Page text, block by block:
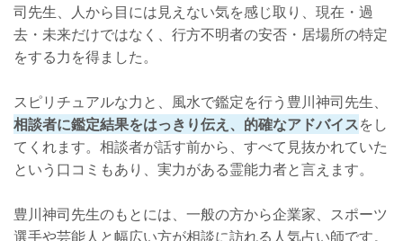
司先生、人から目には見えない気を感じ取り、現在・過
去・未来だけではなく、行方不明者の安否・居場所の特定
をする力を得ました。
スピリチュアルな力と、風水で鑑定を行う豊川神司先生、
相談者に鑑定結果をはっきり伝え、的確なアドバイスをし
てくれます。相談者が話す前から、すべて見抜かれていた
という口コミもあり、実力がある霊能力者と言えます。
豊川神司先生のもとには、一般の方から企業家、スポーツ
選手や芸能人と幅広い方が相談に訪れる人気占い師です。